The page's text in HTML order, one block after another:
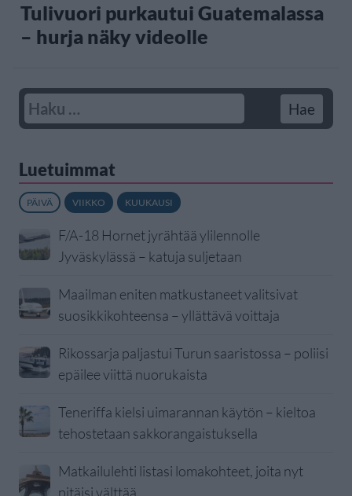
Tulivuori purkautui Guatemalassa
– hurja näky videolle
Luetuimmat
PÄIVÄ VIIKKO KUUKAUSI
F/A-18 Hornet jyrähtää ylilennolle
Jyväskylässä – katuja suljetaan
Maailman eniten matkustaneet valitsivat
suosikkikohteensa – yllättävä voittaja
Rikossarja paljastui Turun saaristossa – poliisi
epäilee viittä nuorukaista
Teneriffa kielsi uimarannan käytön – kieltoa
tehostetaan sakkorangaistuksella
Matkailulehti listasi lomakohteet, joita nyt
pitäisi välttää